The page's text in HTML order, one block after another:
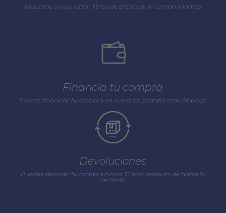
Nuestros envios están libres de plásticos ni contaminantes
Financia tu compra
Podrás financiar tu compra en nuestras plataformas de pago
Devoluciones
Puedes devolver tu compra hasta 15 días después de haberla
recibido